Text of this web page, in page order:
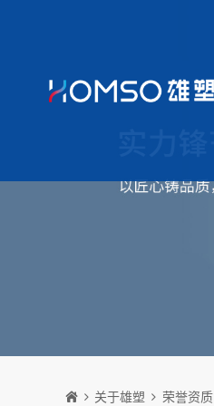
关于雄塑 荣誉资质